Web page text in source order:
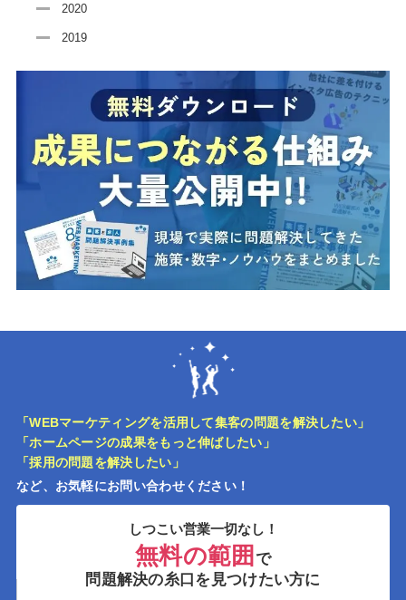
2020
2019
「WEBマーケティングを活用して集客の問題を解決したい」
「ホームページの成果をもっと伸ばしたい」
「採用の問題を解決したい」
など、お気軽にお問い合わせください！
しつこい営業一切なし！
無料の範囲 で
問題解決の糸口を見つけたい方に